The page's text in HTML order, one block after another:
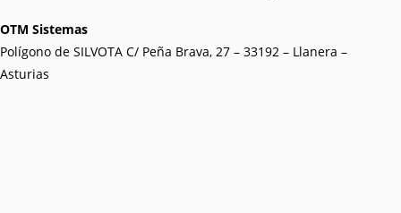
OTM Sistemas
Polígono de SILVOTA C/ Peña Brava, 27 – 33192 – Llanera –
Asturias